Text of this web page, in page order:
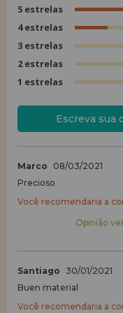
5 estrelas
4 estrelas
3 estrelas
2 estrelas
1 estrelas
Escreva sua
Marco
08/03/2021
Precioso
Você recomendaria a
Opinião
Santiago
30/01/2021
Buen material
Você recomendaria a